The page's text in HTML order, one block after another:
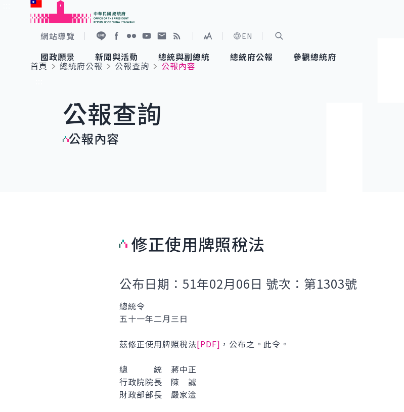
跳到主要內容
網站導覽
展開字級選單
EN
國政願景
國家氣候變遷對策委員會
重要談話
新聞與活動
總統府新聞
影音頻道
總統與副總統
賴清德總統
總統府公報 參觀總統府
首頁
總統府公報 公報查詢
公報內容
公報查詢
公報內容
修正使用牌照稅法
公布日期：51年02月06日 號次：第1303號
總統令
五十一年二月三日
茲修正使用牌照稅法[PDF] ，公布之。此令。
總 統 蔣中正
行政院院長 陳 誠
財政部部長 嚴家淦